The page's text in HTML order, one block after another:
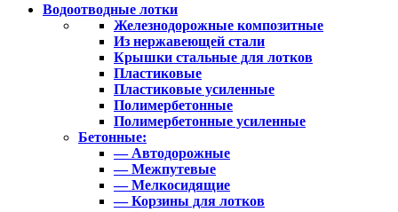
Водоотводные лотки
Железнодорожные композитные
Из нержавеющей стали
Крышки стальные для лотков
Пластиковые
Пластиковые усиленные
Полимербетонные
Полимербетонные усиленные
Бетонные:
— Автодорожные
— Межпутевые
— Мелкосидящие
— Корзины для лотков